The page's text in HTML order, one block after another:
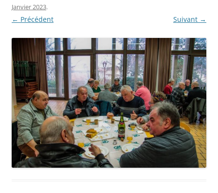
Janvier 2023.
← Précédent Suivant →